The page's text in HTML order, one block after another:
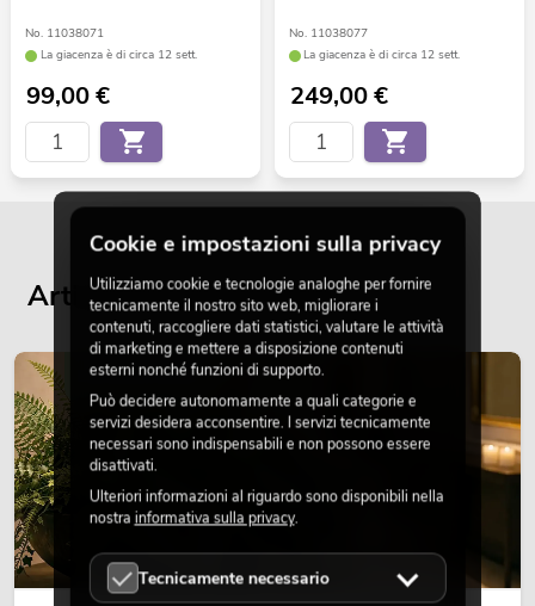
No. 11038071
La giacenza è di circa 12 sett.
99,00€
No. 11038077
La giacenza è di circa 12 sett.
249,00€
Articoli attuali del blog
DECORAZIONE
Cookie e impostazioni sulla privacy
Utilizziamo cookie e tecnologie analoghe per fornire
tecnicamente il nostro sito web, migliorare i
contenuti, raccogliere dati statistici, valutare le attività
di marketing e mettere a disposizione contenuti
esterni nonché funzioni di supporto.
Può decidere autonomamente a quali categorie e
servizi desidera acconsentire. I servizi tecnicamente
necessari sono indispensabili e non possono essere
disattivati.
Ulteriori informazioni al riguardo sono disponibili nella
nostra informativa sulla privacy.
Tecnicamente necessario